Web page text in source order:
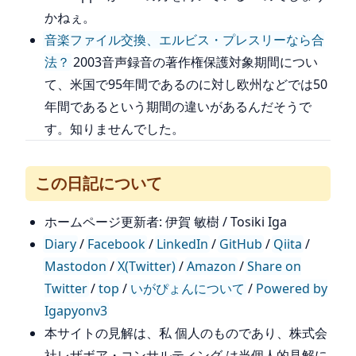
かねぇ。
音楽ファイル交換、エルビス・プレスリーなら合
法？ 2003音声録音の著作権保護対象期間につい
て、米国で95年間であるのに対し欧州などでは50
年間であるという期間の違いがあるんだそうで
す。知りませんでした。
この日記について
ホームページ更新者: 伊賀 敏樹 / Tosiki Iga
Diary/ Facebook/ LinkedIn / GitHub / Qiita /
Mastodon /X(Twitter)/Amazon /Share on
Twitter/top / いがぴょんについて / Powered by
Igapyonv3
本サイトの見解は、私 個人のものであり、株式会